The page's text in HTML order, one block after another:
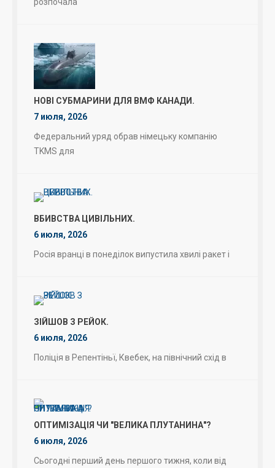
розпочала
НОВІ СУБМАРИНИ ДЛЯ ВМФ КАНАДИ.
7 июля, 2026
Федеральний уряд обрав німецьку компанію
TKMS для
ВБИВСТВА ЦИВІЛЬНИХ.
6 июля, 2026
Росія вранці в понеділок випустила хвилі ракет і
ЗІЙШОВ З РЕЙОК.
6 июля, 2026
Поліція в Репентіньї, Квебек, на північний схід в
ОПТИМІЗАЦІЯ ЧИ "ВЕЛИКА ПЛУТАНИНА"?
6 июля, 2026
Сьогодні перший день першого тижня, коли від